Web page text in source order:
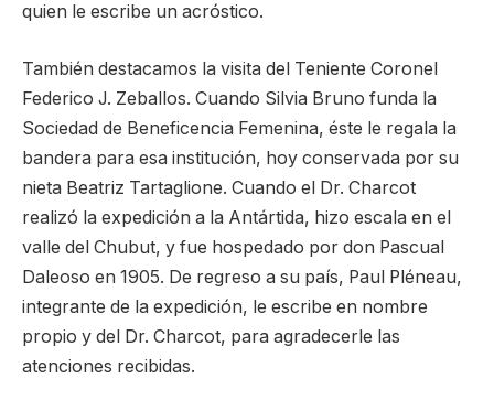
quien le escribe un acróstico.
También destacamos la visita del Teniente Coronel
Federico J. Zeballos. Cuando Silvia Bruno funda la
Sociedad de Beneficencia Femenina, éste le regala la
bandera para esa institución, hoy conservada por su
nieta Beatriz Tartaglione. Cuando el Dr. Charcot
realizó la expedición a la Antártida, hizo escala en el
valle del Chubut, y fue hospedado por don Pascual
Daleoso en 1905. De regreso a su país, Paul Pléneau,
integrante de la expedición, le escribe en nombre
propio y del Dr. Charcot, para agradecerle las
atenciones recibidas.